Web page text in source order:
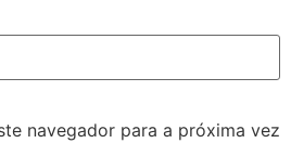
navegador para a próxima vez